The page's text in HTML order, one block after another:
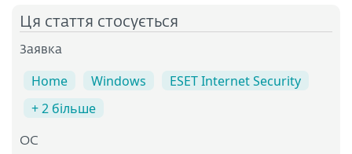
Ця стаття стосується
Заявка
Home Windows
ESET Internet Security
+ 2 більше
ОС